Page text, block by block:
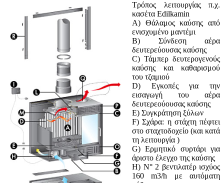
Τρόπος λειτουργίας π.χ.
κασέτα Edilkamin
A) Θάλαμος καύσης από
ενισχυμένο μαντέμι
B) Σύνδεση αέρα
δευτερεύουσας καύσης
C) Τάμπερ δευτερογενούς
καύσης και καθαρισμού
του τζαμιού
D) Εγκοπές για την
εισαγωγή του αέρα
δευτερεούουσας καύσης
E) Συγκράτηση ξύλων
F) Σχάρα: η στάχτη πέφτει
στο σταχτοδοχείο (και κατά
τη λειτουργία )
G) Ερμητικό συρτάρι για
άριστο έλεγχο της καύσης
H) N° 2 βεντιλατέρ ισχύος
160 m3/h με αυτόματη